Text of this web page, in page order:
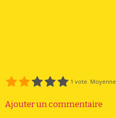
1 vote. Moyenne
Ajouter un commentaire